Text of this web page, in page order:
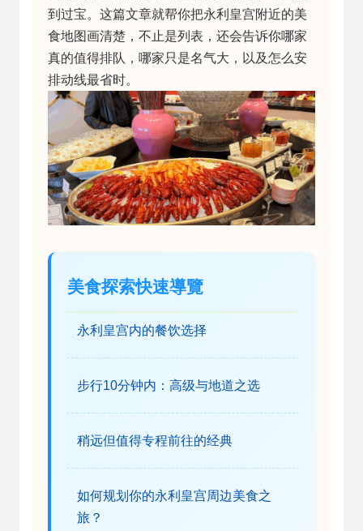
到过宝。这篇文章就帮你把永利皇宫附近的美
食地图画清楚，不止是列表，还会告诉你哪家
真的值得排队，哪家只是名气大，以及怎么安
排动线最省时。
美食探索快速導覽
永利皇宫内的餐饮选择
步行10分钟内：高级与地道之选
稍远但值得专程前往的经典
如何规划你的永利皇宫周边美食之
旅？